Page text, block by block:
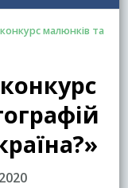
малюнків та